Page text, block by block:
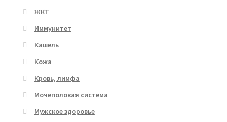
ЖКТ
Иммунитет
Кашель
Кожа
Кровь, лимфа
Мочеполовая система
Мужское здоровье